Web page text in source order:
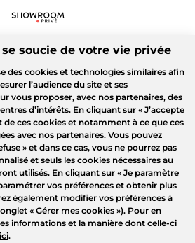
soucie de votre vie privée
des cookies et technologies similaires afin
l’audience du site et ses
vous proposer, avec nos partenaires, des
d’intérêts. En cliquant sur « J’accepte
de ces cookies et notamment à ce que ces
avec nos partenaires. Vous pouvez
» et dans ce cas, vous ne pourrez pas
et seuls les cookies nécessaires au
utilisés. En cliquant sur « Je paramètre
vos préférences et obtenir plus
également modifier vos préférences à
« Gérer mes cookies »). Pour en
informations et la manière dont celle-ci
ici.